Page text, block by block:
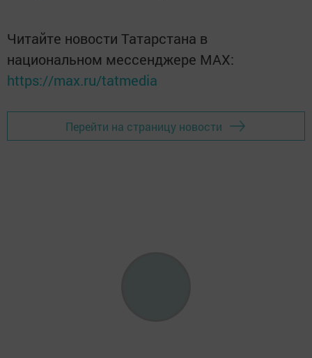
Читайте новости Татарстана в
национальном мессенджере MАХ:
https://max.ru/tatmedia
Перейти на страницу новости